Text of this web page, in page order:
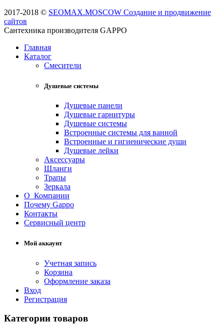
2017-2018 © SEOMAX.MOSCOW Создание и продвижение
сайтов
Сантехника производителя GAPPO
Главная
Каталог
Смесители
Душевые системы
Душевые панели
Душевые гарнитуры
Душевые системы
Встроенные системы для ванной
Встроенные и гигиенические души
Душевые лейки
Аксессуары
Шланги
Трапы
Зеркала
О Компании
Почему Gappo
Контакты
Сервисный центр
Мой аккаунт
Учетная запись
Корзина
Оформление заказа
Вход
Регистрация
Категории товаров